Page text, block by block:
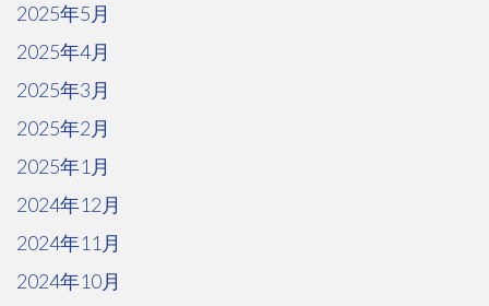
2025年5月
2025年4月
2025年3月
2025年2月
2025年1月
2024年12月
2024年11月
2024年10月